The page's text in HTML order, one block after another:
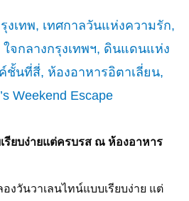
รียบง่ายแต่ครบรส ณ ห้องอาหาร
งวันวาเลนไทน์แบบเรียบง่าย แต่